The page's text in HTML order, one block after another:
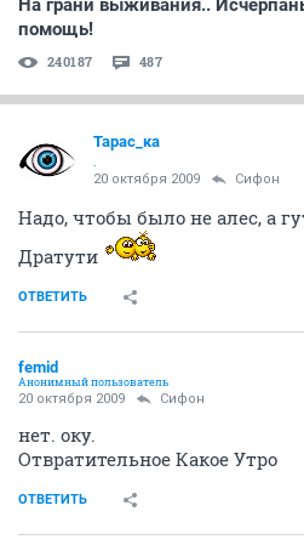
На грани выживания..
помощь!
240187 487
Тарас_ка
20 октября 2009 Сифон
Надо, чтобы было не алес, а
Дратути
ОТВЕТИТЬ
femid
Анонимный пользователь
20 октября 2009 Сифон
нет. оку.
Отвратительное Какое Утро
ОТВЕТИТЬ